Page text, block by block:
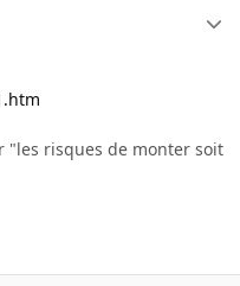
"les risques de monter soit